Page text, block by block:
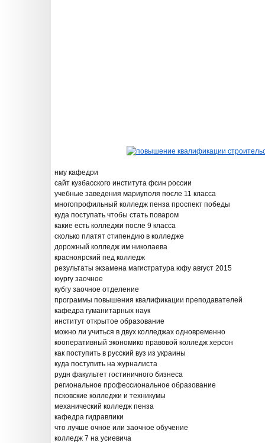
нму кафедри
сайт кузбасского института фсин россии
учебные заведения мариуполя после 11 класса
многопрофильный колледж пенза проспект победы
куда поступать чтобы стать поваром
какие есть колледжи после 9 класса
сколько платят стипендию в колледже
дорожный колледж им николаева
красноярский пед колледж
результаты экзамена магистратура юфу август 2015
юургу заочное
кубгу заочное отделение
программы повышения квалификации преподавателей
кафедра гуманитарных наук
институт открытое образование
можно ли учиться в двух колледжах одновременно
кооперативный экономико правовой колледж херсон
как поступить в русский вуз из украины
куда поступить на журналиста
рудн факультет гостиничного бизнеса
региональное профессиональное образование
псковские колледжи и техникумы
механический колледж пенза
кафедра гидравлики
что лучше очное или заочное обучение
колледж 7 на усиевича